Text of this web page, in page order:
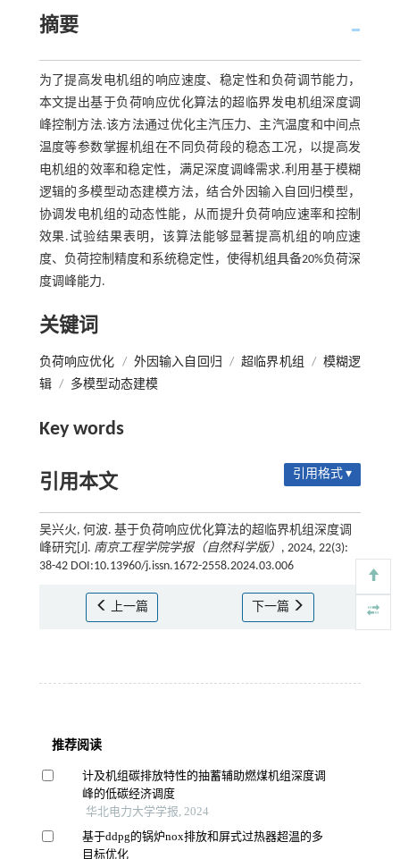
摘要
为了提高发电机组的响应速度、稳定性和负荷调节能力，
本文提出基于负荷响应优化算法的超临界发电机组深度调
峰控制方法.该方法通过优化主汽压力、主汽温度和中间点
温度等参数掌握机组在不同负荷段的稳态工况，以提高发
电机组的效率和稳定性，满足深度调峰需求.利用基于模糊
逻辑的多模型动态建模方法，结合外因输入自回归模型，
协调发电机组的动态性能，从而提升负荷响应速率和控制
效果.试验结果表明，该算法能够显著提高机组的响应速
度、负荷控制精度和系统稳定性，使得机组具备20%负荷深
度调峰能力.
关键词
负荷响应优化 / 外因输入自回归 / 超临界机组 / 模糊逻
辑 / 多模型动态建模
Key words
引用本文 引用格式 ▾
吴兴火, 何波. 基于负荷响应优化算法的超临界机组深度调
峰研究[J]. 南京工程学院学报（自然科学版） , 2024, 22(3):
38-42 DOI:10.13960/j.issn.1672-2558.2024.03.006
上一篇 下一篇